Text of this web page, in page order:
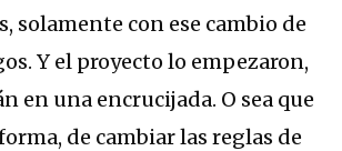
solamente con ese cambio de
Y el proyecto lo empezaron,
en una encrucijada. O sea que
de cambiar las reglas de